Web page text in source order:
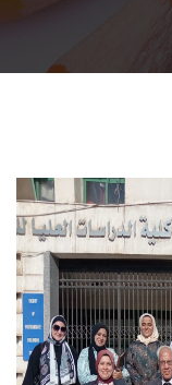
القطاعات
المراكز والوحدات
الجداول والنتائج
أنشطة الكلية
المنصة الألكترونية